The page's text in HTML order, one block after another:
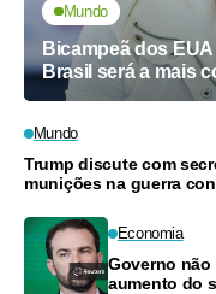
Mundo
Bicampeã dos
Brasil será a mais
Mundo
Trump discute com
munições na guerra
Economia
Governo
aumento do